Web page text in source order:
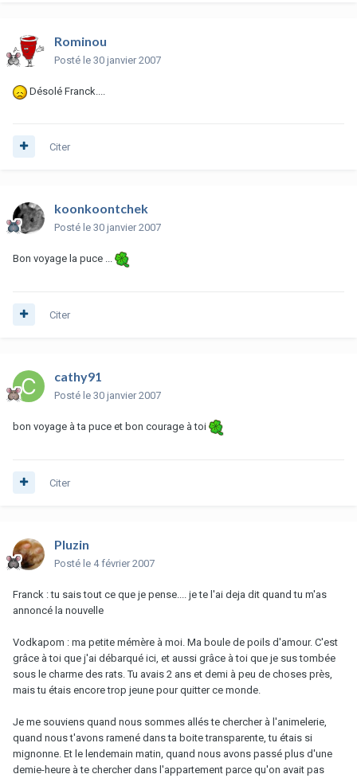
Rominou
Posté le 30 janvier 2007
Désolé Franck....
Citer
koonkoontchek
Posté le 30 janvier 2007
Bon voyage la puce ...
Citer
cathy91
Posté le 30 janvier 2007
bon voyage à ta puce et bon courage à toi
Citer
Pluzin
Posté le 4 février 2007
Franck : tu sais tout ce que je pense.... je te l'ai deja dit quand tu m'as
annoncé la nouvelle
Vodkapom : ma petite mémère à moi. Ma boule de poils d'amour. C'est
grâce à toi que j'ai débarqué ici, et aussi grâce à toi que je sus tombée
sous le charme des rats. Tu avais 2 ans et demi à peu de choses près,
mais tu étais encore trop jeune pour quitter ce monde.
Je me souviens quand nous sommes allés te chercher à l'animelerie,
quand nous t'avons ramené dans ta boite transparente, tu étais si
mignonne. Et le lendemain matin, quand nous avons passé plus d'une
demie-heure à te chercher dans l'appartement parce qu'on avait pas